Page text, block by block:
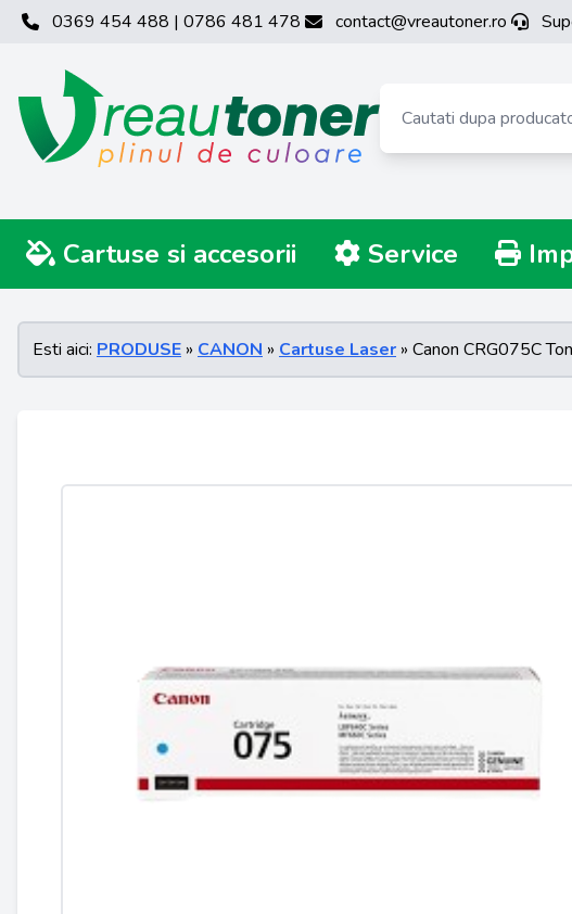
0369 454 488 | 0786 481 478 contact@vreautoner.ro
Cartuse si accesorii Service
Esti aici: PRODUSE » CANON » Cartuse Laser » Canon CRG075C